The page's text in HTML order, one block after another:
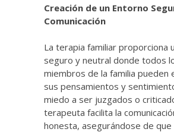
Creación de un Entorno
Comunicación
La terapia familiar proporciona
seguro y neutral donde todos
miembros de la familia pueden
sus pensamientos y
miedo a ser juzgados o
terapeuta facilita la
honesta, asegurándose de que